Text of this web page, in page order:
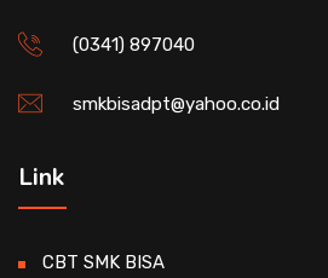
(0341) 897040
smkbisadpt@yahoo.co.id
Link
CBT SMK BISA